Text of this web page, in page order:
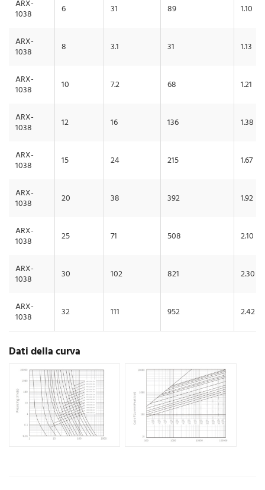
ARX-
1038 6 31 89 1.10
ARX-
1038 8 3.1 31 1.13
ARX-
1038 10 7.2 68 1.21
ARX-
1038 12 16 136 1.38
ARX-
1038 15 24 215 1.67
ARX-
1038 20 38 392 1.92
ARX-
1038 25 71 508 2.10
ARX-
1038 30 102 821 2.30
ARX-
1038 32 111 952 2.42
Dati della curva